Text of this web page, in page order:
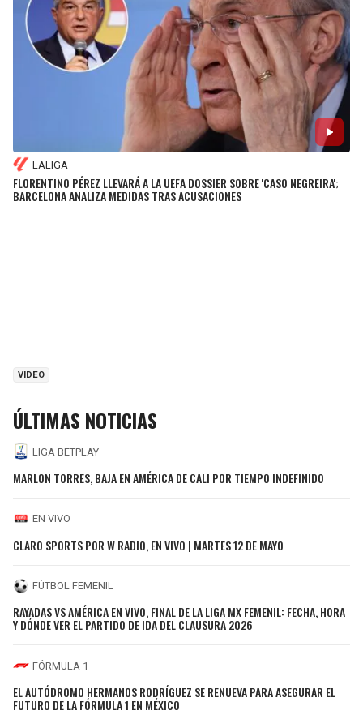
LALIGA
FLORENTINO PÉREZ LLEVARÁ A LA UEFA DOSSIER SOBRE 'CASO NEGREIRA';
BARCELONA ANALIZA MEDIDAS TRAS ACUSACIONES
VIDEO
ÚLTIMAS NOTICIAS
LIGA BETPLAY
MARLON TORRES, BAJA EN AMÉRICA DE CALI POR TIEMPO INDEFINIDO
EN VIVO
CLARO SPORTS POR W RADIO, EN VIVO | MARTES 12 DE MAYO
FÚTBOL FEMENIL
RAYADAS VS AMÉRICA EN VIVO, FINAL DE LA LIGA MX FEMENIL: FECHA, HORA
Y DÓNDE VER EL PARTIDO DE IDA DEL CLAUSURA 2026
FÓRMULA 1
EL AUTÓDROMO HERMANOS RODRÍGUEZ SE RENUEVA PARA ASEGURAR EL
FUTURO DE LA FÓRMULA 1 EN MÉXICO